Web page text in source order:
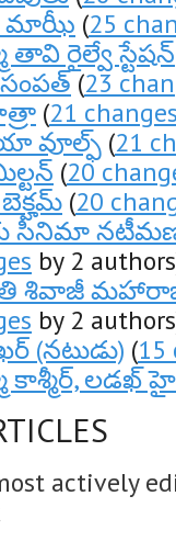
మాఝీ (25
తావి రైల్వే స్టేషన్
సంపత్(23
(21
వూల్ఫ్ (21
(20
(20
సినిమా
by 2
శివాజీ
by 2
(నటుడు) (15
కాశ్మీర్, లడఖ్
actively